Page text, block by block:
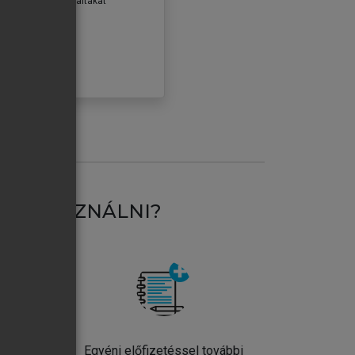
HASZNÁLNI?
Egyéni előfizetéssel további